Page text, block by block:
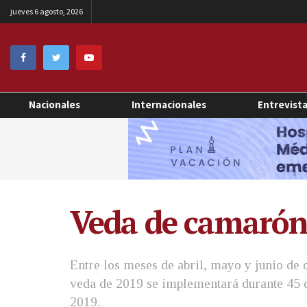
jueves 6 agosto, 2026
Nacionales Internacionales
Veda de
Entre los meses de abril, mayo y junio de
veda de 2019 se implementará durante
2019.